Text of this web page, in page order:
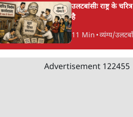
उलटबांसीः राष्ट्र के
है
11 Min •व्यंग्य/
Advertisement 122455